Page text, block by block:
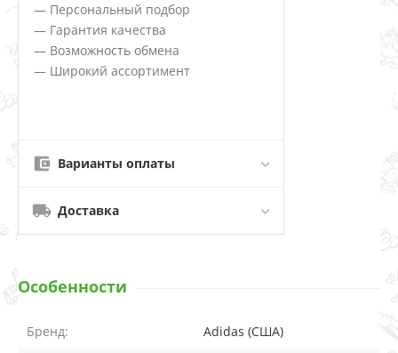
— Персональный подбор
— Гарантия качества
— Возможность обмена
— Широкий ассортимент
Варианты оплаты
Доставка
Особенности
Бренд:
Adidas (США)